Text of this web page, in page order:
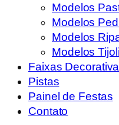
Modelos
Modelos
Modelos
Modelos
Faixas
Pistas
Painel de Festas
Contato